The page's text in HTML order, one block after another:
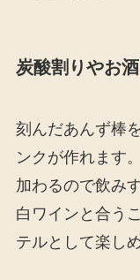
炭酸割りやお
刻んだあんず棒
ンクが作れます
加わるので飲み
白ワインと合う
テルとして楽し